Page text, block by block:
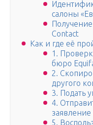
салоны
Получение
Contact
Как и где её
1.
бюро
2.
другого
3. Подать
4.
заявление
5.